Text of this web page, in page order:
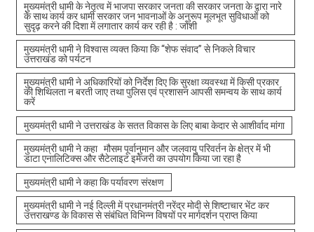
मुख्यमंत्री धामी के नेतृत्व में भाजपा सरकार जनता की सरकार जनता के द्वारा नारे
के साथ कार्य कर धामी सरकार जन भावनाओं के अनुरूप मूलभूत सुविधाओं को
सुदृढ़ करने की दिशा में लगातार कार्य कर रही है : जोशी
मुख्यमंत्री धामी ने विश्वास व्यक्त किया कि “शेफ संवाद” से निकले विचार
उत्तराखंड को पर्यटन
मुख्यमंत्री धामी ने अधिकारियों को निर्देश दिए कि सुरक्षा व्यवस्था में किसी प्रकार
की शिथिलता न बरती जाए तथा पुलिस एवं प्रशासन आपसी समन्वय के साथ कार्य
करें
मुख्यमंत्री धामी ने उत्तराखंड के सतत विकास के लिए बाबा केदार से आशीर्वाद मांगा
मुख्यमंत्री धामी ने कहा मौसम पूर्वानुमान और जलवायु परिवर्तन के क्षेत्र में भी
डाटा एनालिटिक्स और सैटेलाइट इमेजरी का उपयोग किया जा रहा है
मुख्यमंत्री धामी ने कहा कि पर्यावरण संरक्षण
मुख्यमंत्री धामी ने नई दिल्ली में प्रधानमंत्री नरेंद्र मोदी से शिष्टाचार भेंट कर
उत्तराखण्ड के विकास से संबंधित विभिन्न विषयों पर मार्गदर्शन प्राप्त किया